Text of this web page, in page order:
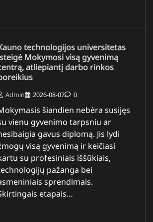
technologijos universitetas
Mokymosi visą gyvenimą
atliepiantį darbo rinkos
Admin 2026-08-07 0
šiandien nebėra susijęs
vienu gyvenimo tarpsniu ar
gavus diplomą. Jis lydi
visą gyvenimą ir keičiasi
su profesiniais iššūkiais,
pažanga bei
sprendimais.
etapais…